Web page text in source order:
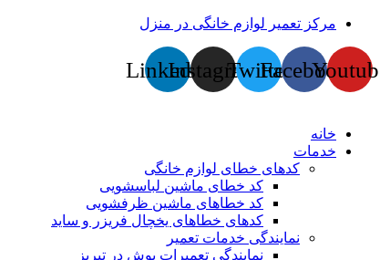
پرش
محتوا
مرکز تعمیر لوازم خانگی در منزل
Facebook
Twitter
Instagram
Linkedin
خانه
خدمات
کدهای خطای لوازم خانگی
کد خطای ماشین لباسشویی
کد خطاهای ماشین ظرفشویی
کدهای خطاهای یخچال فریزر و ساید
نمایندگی خدمات تعمیر
نمایندگی تعمیرات بوش در تبریز